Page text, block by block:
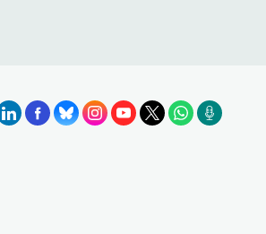
LinkedInFacebook
BlueSkyInstagram
YouTube
X WhatsApp
Podcasts